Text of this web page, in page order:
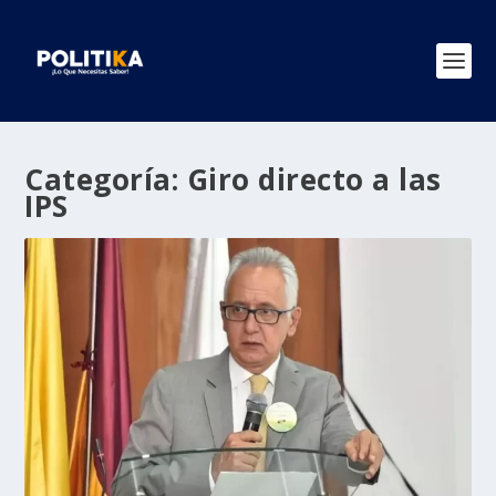
Categoría: Giro directo a las
IPS